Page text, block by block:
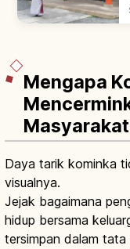
Mengapa
Daya tarik kominka
visualnya.
Jejak bagaimana
hidup bersama
tersimpan dalam